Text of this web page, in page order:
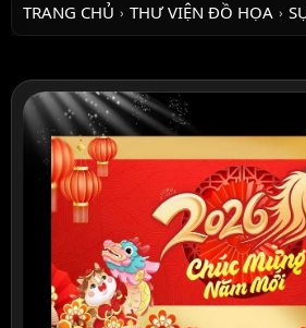
TRANG CHỦ › THƯ VIỆN ĐỒ HỌA ›